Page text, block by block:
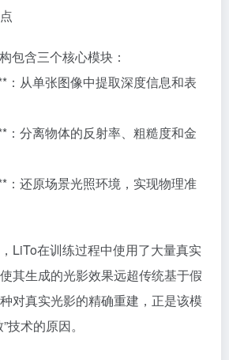
包含三个核心模块：
：从单张图像中提取深度信息和表
：分离物体的反射率、粗糙度和金
：还原场景光照环境，实现物理准
LiTo在训练过程中使用了大量真实
其生成的光影效果远超传统基于假
对真实光影的精确重建，正是该模
技术的原因。